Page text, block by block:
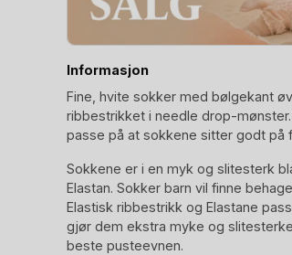
Informasjon
Fine, hvite sokker med bølgekant
ribbestrikket i needle drop-
passe på at sokkene sitter godt på
Sokkene er i en myk og slitesterk
Elastan. Sokker barn vil finne
Elastisk ribbestrikk og Elastane
gjør dem ekstra myke og
beste pusteevnen.